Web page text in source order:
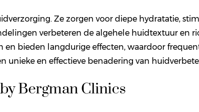
Ze zorgen voor diepe hydratatie,
verbeteren de algehele huidtextuur en
bieden langdurige effecten, waardoor
unieke en effectieve benadering van
Bergman Clinics